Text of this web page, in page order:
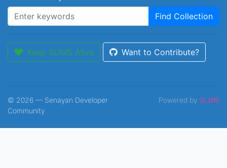
Find Collection
Keep SLiMS Alive Want to Contribute?
© 2026 — Senayan Developer
Community
Powered by SLiMS